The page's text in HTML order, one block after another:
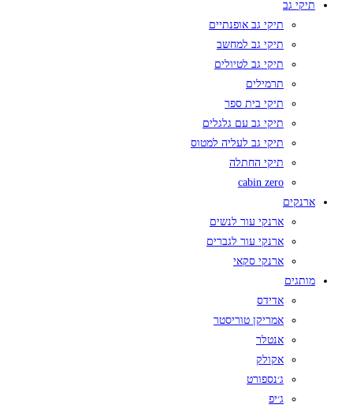
תיקי גב
תיקי גב אופנתיים
תיקי גב למחשב
תיקי גב לטיולים
תרמילים
תיקי בית ספר
תיקי גב עם גלגלים
תיקי גב לעליה למטוס
תיקי החתלה
cabin zero
ארנקים
ארנקי עור לנשים
ארנקי עור לגברים
ארנקי סקאי
מותגים
אדידס
אמריקן טוריסטר
אנטלר
אקולק
ג׳נספורט
ג׳יפ